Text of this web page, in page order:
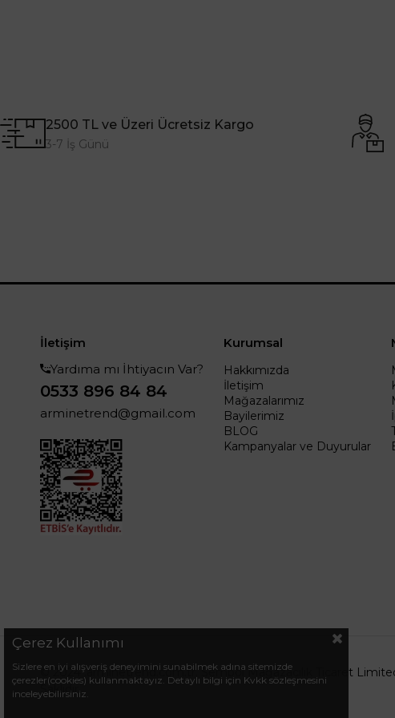
2500 TL ve Üzeri Ücretsiz Kargo
3-7 İş Günü
İletişim
Yardıma mı İhtiyacın Var?
0533 896 84 84
arminetrend@gmail.com
Kurumsal
Hakkımızda
İletişim
Mağazalarımız
Bayilerimiz
BLOG
Kampanyalar ve Duyurular
© 2024 .arminetrend.com.tr. Sembol Mağazacılık Ticaret
Saklıdır.
Çerez Kullanımı
Sizlere en iyi alışveriş deneyimini sunabilmek adına sitemizde
çerezler(cookies) kullanmaktayız. Detaylı bilgi için Kvkk sözleşmesini
inceleyebilirsiniz.